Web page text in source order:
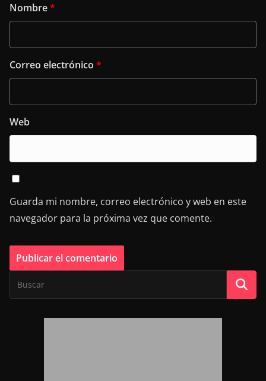
Nombre*
Correo electrónico *
Web
Guarda mi nombre, correo electrónico y web en este
navegador para la próxima vez que comente.